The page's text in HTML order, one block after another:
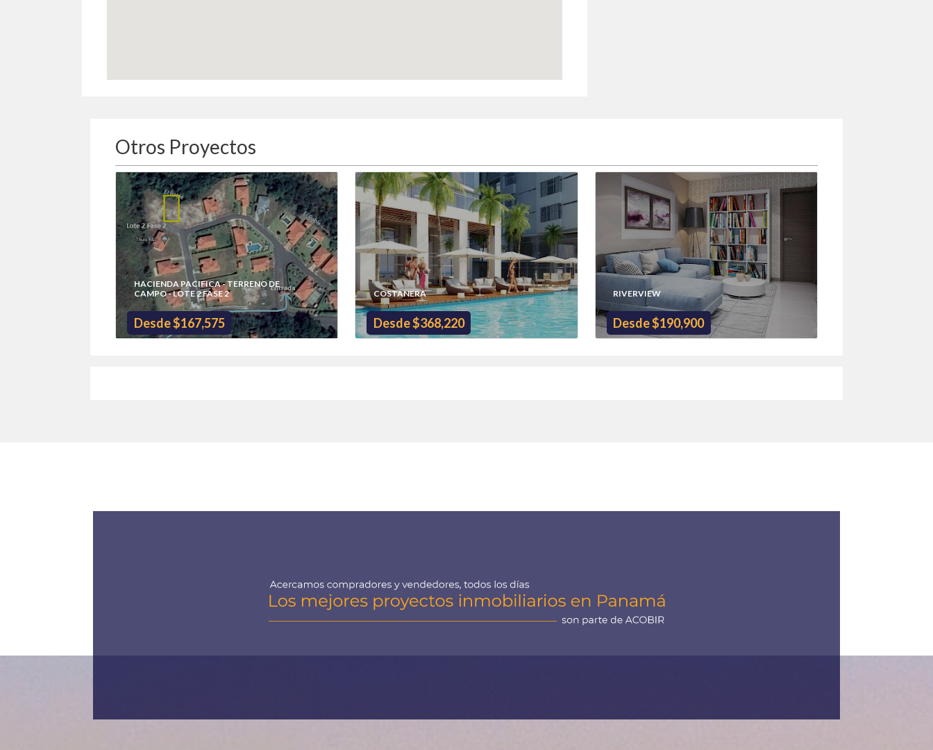
Otros Proyectos
HACIENDA PACIFICA - TERRENO DE
CAMPO - LOTE 2 FASE 2
Desde $167,575
COSTANERA
Desde $368,220
RIVERVIEW
Desde $190,900